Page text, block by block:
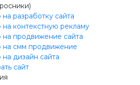
разработку сайта
контекстную рекламу
продвижение сайта
на смм продвижение
дизайн сайта
сайт